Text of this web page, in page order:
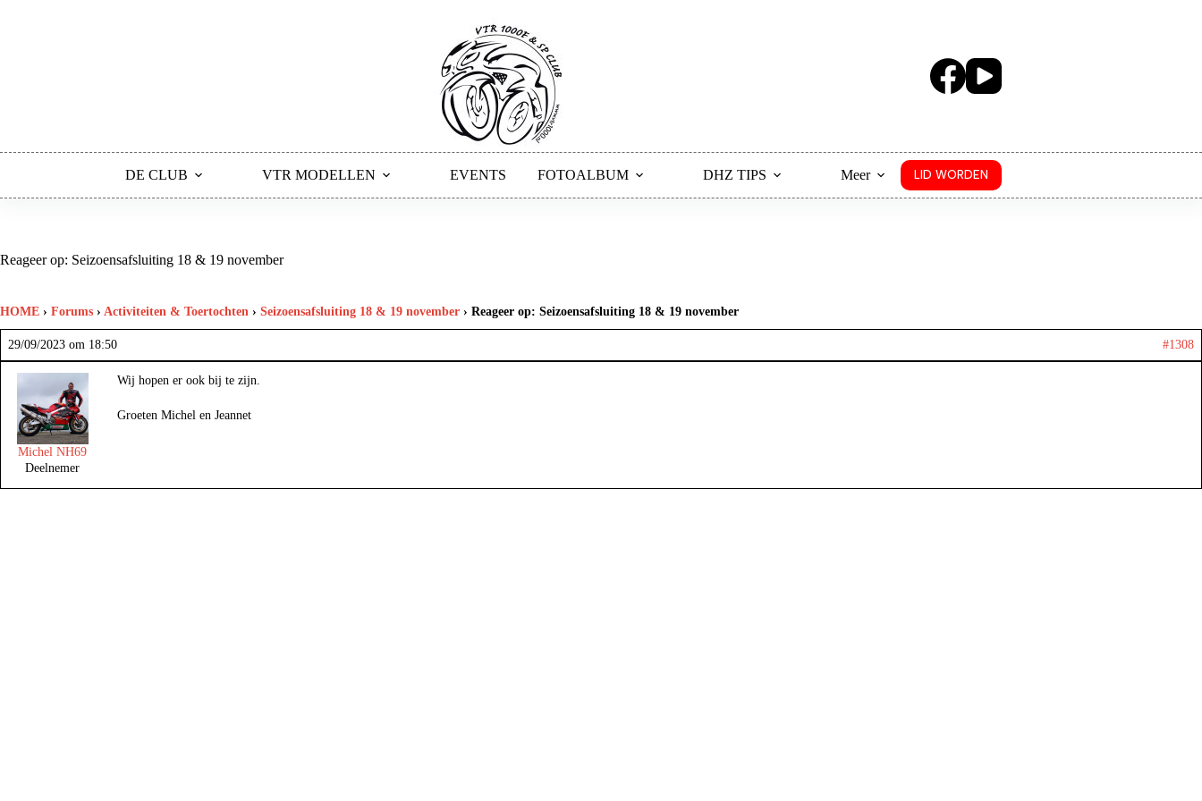
DE CLUB VTR MODELLEN EVENTS FOTOALBUM DHZ TIPS Meer LID WORDEN
Reageer op: Seizoensafsluiting 18 & 19 november
HOME › Forums › Activiteiten & Toertochten › Seizoensafsluiting 18 & 19 november › Reageer op: Seizoensafsluiting 18 & 19 november
29/09/2023 om 18:50 #1308
Michel NH69
Deelnemer
Wij hopen er ook bij te zijn.
Groeten Michel en Jeannet